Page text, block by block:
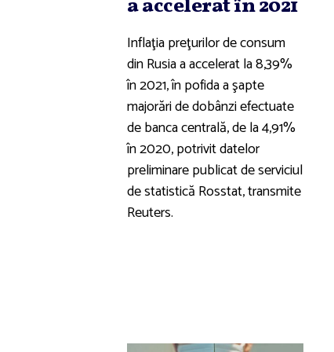
a accelerat în 2021
Inflaţia preţurilor de consum
din Rusia a accelerat la 8,39%
în 2021, în pofida a şapte
majorări de dobânzi efectuate
de banca centrală, de la 4,91%
în 2020, potrivit datelor
preliminare publicat de serviciul
de statistică Rosstat, transmite
Reuters.